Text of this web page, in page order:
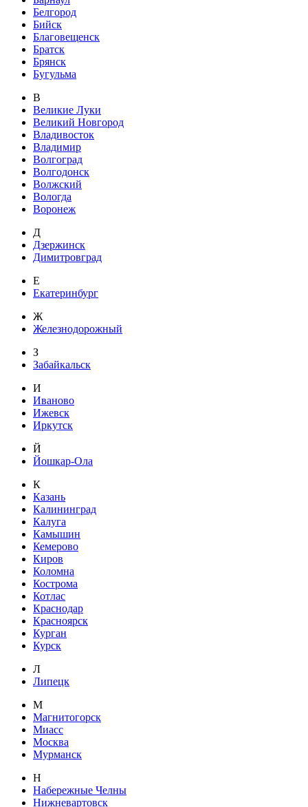
Белгород
Бийск
Благовещенск
Братск
Брянск
Бугульма
В
Великие Луки
Великий Новгород
Владивосток
Владимир
Волгоград
Волгодонск
Волжский
Вологда
Воронеж
Д
Дзержинск
Димитровград
Е
Екатеринбург
Ж
Железнодорожный
З
Забайкальск
И
Иваново
Ижевск
Иркутск
Й
Йошкар-Ола
К
Казань
Калининград
Калуга
Камышин
Кемерово
Киров
Коломна
Кострома
Котлас
Краснодар
Красноярск
Курган
Курск
Л
Липецк
М
Магнитогорск
Миасс
Москва
Мурманск
Н
Набережные Челны
Нижневартовск